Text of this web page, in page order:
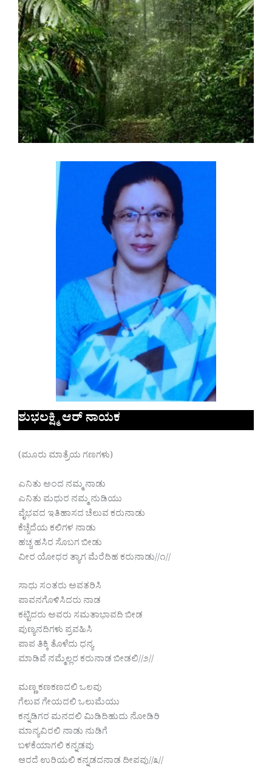
ಶುಭಲಕ್ಷ್ಮಿ ಆರ್ ನಾಯಕ
(ಮೂರು ಮಾತ್ರೆಯ ಗಣಗಳು)
ಎನಿತು ಅಂದ ನಮ್ಮ ನಾಡು
ಎನಿತು ಮಧುರ ನಮ್ಮ ನುಡಿಯು
ವೈಭವದ ಇತಿಹಾಸದ ಚೆಲುವ ಕರುನಾಡು
ಕೆಚ್ಚೆದೆಯ ಕಲಿಗಳ ನಾಡು
ಹಚ್ಚ ಹಸಿರ ಸೊಬಗ ಬೀಡು
ವೀರ ಯೋಧರ ತ್ಯಾಗ ಮೆರೆದಿಹ ಕರುನಾಡು//೧//
ಸಾಧು ಸಂತರು ಅವತರಿಸಿ
ಪಾವನಗೊಳಿಸಿದರು ನಾಡ
ಕಟ್ಟಿದರು ಅವರು ಸಮತಾಭಾವದಿ ಬೀಡ
ಪುಣ್ಯನದಿಗಳು ಪ್ರವಹಿಸಿ
ಪಾಪ ತಿಕ್ಕಿ ತೊಳೆದು ಧನ್ಯ
ಮಾಡಿವೆ ನಮ್ಮೆಲ್ಲರ ಕರುನಾಡ ಬೀಡಲಿ//೨//
ಮಣ್ಣ ಕಣಕಣದಲಿ ಒಲವು
ಗೆಲುವ ಗೇಯದಲಿ ಒಲುಮೆಯು
ಕನ್ನಡಿಗರ ಮನದಲಿ ಮಿಡಿದಿಹುದು ನೋಡಿರಿ
ಮಾನ್ಯವಿರಲಿ ನಾಡು ನುಡಿಗೆ
ಬಳಕೆಯಾಗಲಿ ಕನ್ನಡವು
ಆರದೆ ಉರಿಯಲಿ ಕನ್ನಡದನಾಡ ದೀಪವು//೩//